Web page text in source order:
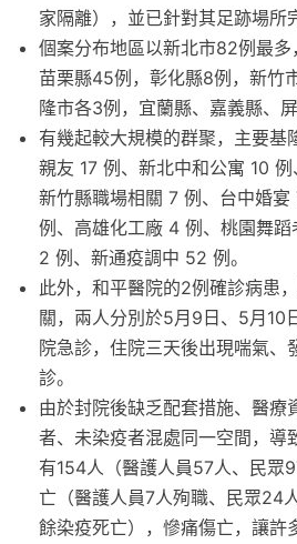
家隔離），並已針對其足跡場所
個案分布地區以新北市82例最多
苗栗縣45例，彰化縣8例，新竹
隆市各3例，宜蘭縣、嘉義縣、
有幾起較大規模的群聚，主要
親友 17 例、新北中和公寓 10 例
新竹縣職場相關 7 例、台中婚
例、高雄化工廠 4 例、桃園舞
2 例、新通疫調中 52 例。
此外，和平醫院的2例確診病患
關，兩人分別於5月9日、5月10
院急診，住院三天後出現喘氣、
診。
由於封院後缺乏配套措施、醫療
者、未染疫者混處同一空間，導
有154人（醫護人員57人、民眾
亡（醫護人員7人殉職、民眾24
餘染疫死亡），慘痛傷亡，讓許